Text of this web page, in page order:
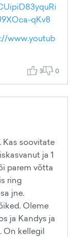
qKv8
www.youtub
3 0
Kas soovitate
ja 1
parem võtta
ring
jne.
Oleme
ja Kandys ja
On kellegil